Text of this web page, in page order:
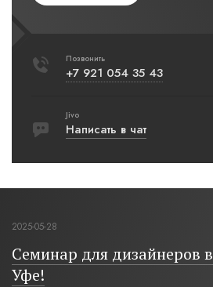
Позвонить
+7 921 054 35 43
Jivo
Написать в чат
2025-05-28
Семинар для дизайнеров в
Уфе!